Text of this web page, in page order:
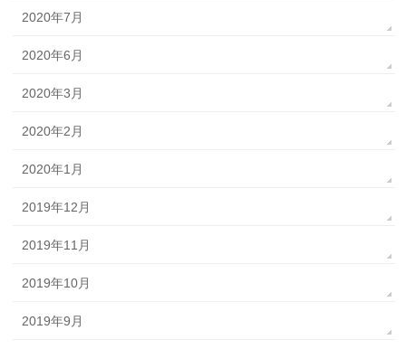
2020年7月
2020年6月
2020年3月
2020年2月
2020年1月
2019年12月
2019年11月
2019年10月
2019年9月